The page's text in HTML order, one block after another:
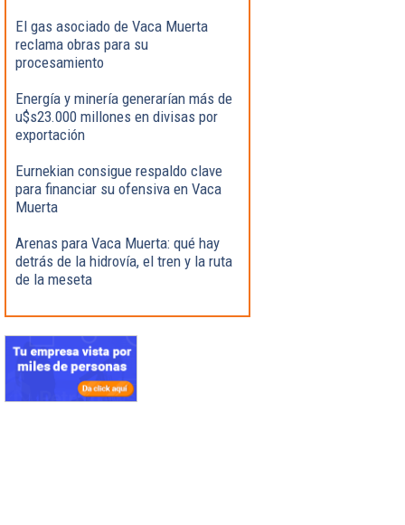
El gas asociado de Vaca Muerta
reclama obras para su
procesamiento
Energía y minería generarían más de
u$s23.000 millones en divisas por
exportación
Eurnekian consigue respaldo clave
para financiar su ofensiva en Vaca
Muerta
Arenas para Vaca Muerta: qué hay
detrás de la hidrovía, el tren y la ruta
de la meseta